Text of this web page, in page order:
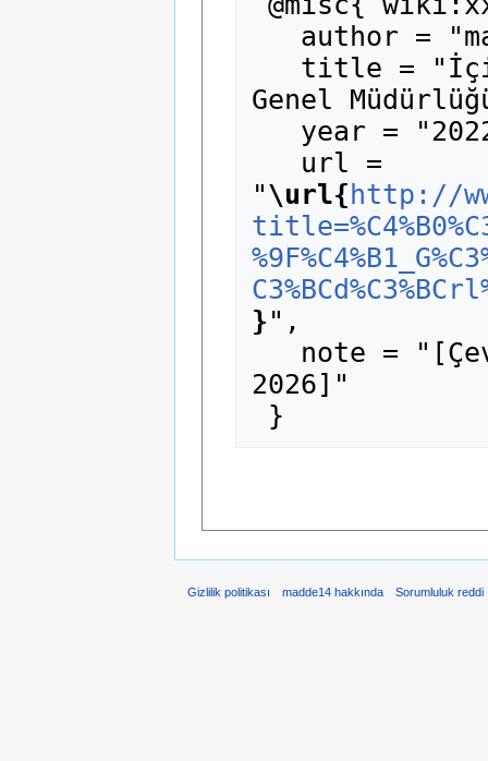
Genel
"\url{ http://
} ",
2026]"
Gizlilik politikası madde14 hakkında Sorumluluk reddi